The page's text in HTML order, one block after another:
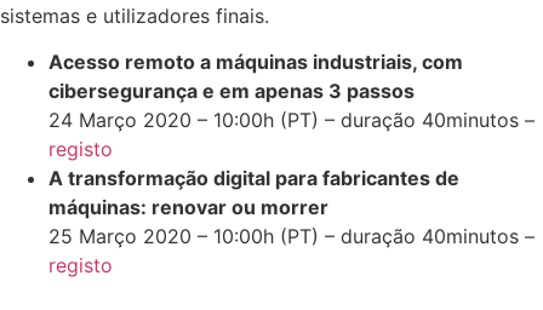
sistemas e utilizadores finais.
Acesso remoto a máquinas industriais, com
cibersegurança e em apenas 3 passos
24 Março 2020 – 10:00h (PT) – duração 40minutos –
registo
A transformação digital para fabricantes de
máquinas: renovar ou morrer
25 Março 2020 – 10:00h (PT) – duração 40minutos –
registo